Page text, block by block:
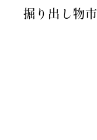
掘り出し物市